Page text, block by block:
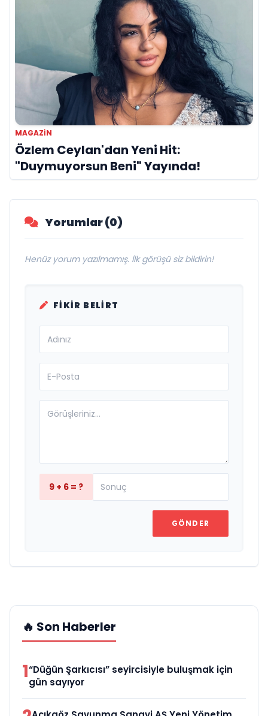
MAGAZIN
Özlem Ceylan'dan Yeni Hit:
"Duymuyorsun Beni" Yayında!
Yorumlar (0)
Henüz yorum yazılmamış. İlk görüşü siz bildirin!
FIKIR BELIRT
9 + 6 = ?
GÖNDER
🔥 Son Haberler
1“Düğün Şarkıcısı” seyircisiyle buluşmak için
gün sayıyor